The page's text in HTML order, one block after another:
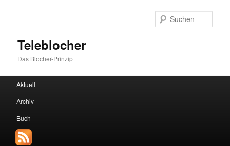
Teleblocher
Das Blocher-Prinzip
HauptmenüZum Inhalt wechseln
Zum sekundären Inhalt wechseln
Aktuell
Archiv
Buch